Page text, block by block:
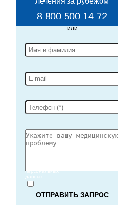
8 800 500 14 72
персональных
данных